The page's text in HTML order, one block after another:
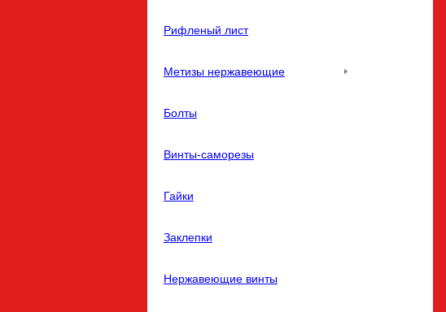
Рифленый лист
Метизы нержавеющие
Болты
Винты-саморезы
Гайки
Заклепки
Нержавеющие винты